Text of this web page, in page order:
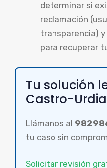
determinar si
reclamación
transparencia)
para recuperar
Tu solución
Castro-
Llámanos al
tu caso sin
Solicitar revisión